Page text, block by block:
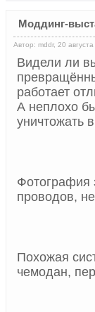
Моддинг-
Автор: mddr, 20
Видели ли
работает
А неплохо
уничтожать
Фотография
проводов,
Похожая
чемодан,